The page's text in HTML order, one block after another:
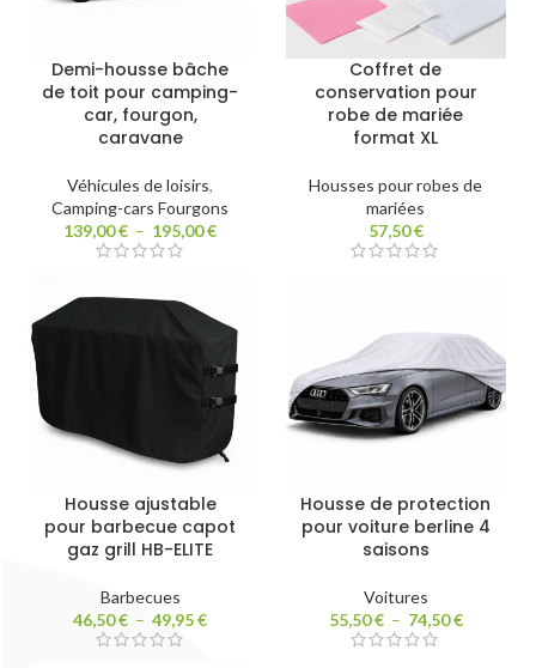
Demi-housse bâche
de toit pour camping-
car, fourgon,
caravane
Véhicules de loisirs,
Camping-cars Fourgons
139,00€ – 195,00€
Coffret de
conservation pour
robe de mariée
format XL
Housses pour robes de
mariées
57,50€
Housse ajustable
pour barbecue capot
gaz grill HB-ELITE
Barbecues
46,50€ – 49,95€
Housse de protection
pour voiture berline 4
saisons
Voitures
55,50€ – 74,50€